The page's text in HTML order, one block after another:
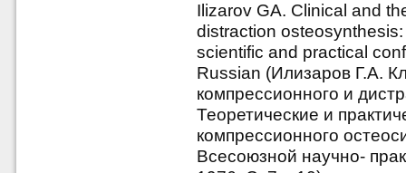
Ilizarov GA. Clinical and
distraction
scientific and practical
Russian (Илизаров Г.А.
компрессионного и
Теоретические и
компрессионного
Всесоюзной научно-